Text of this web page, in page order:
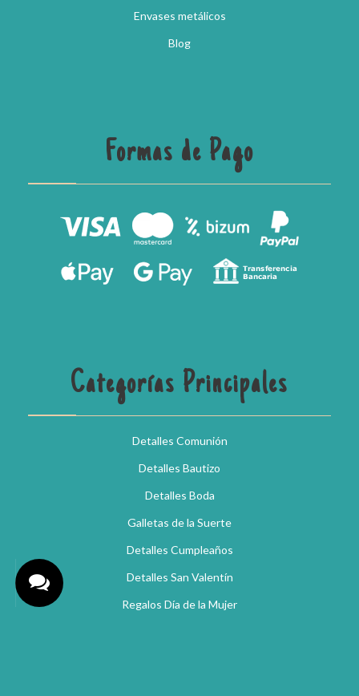
Envases metálicos
Blog
Formas de Pago
Categorías Principales
Detalles Comunión
Detalles Bautizo
Detalles Boda
Galletas de la Suerte
Detalles Cumpleaños
Detalles San Valentín
Regalos Día de la Mujer